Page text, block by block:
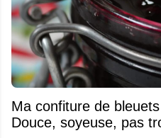
Ma confiture de
Douce, soyeuse, pas